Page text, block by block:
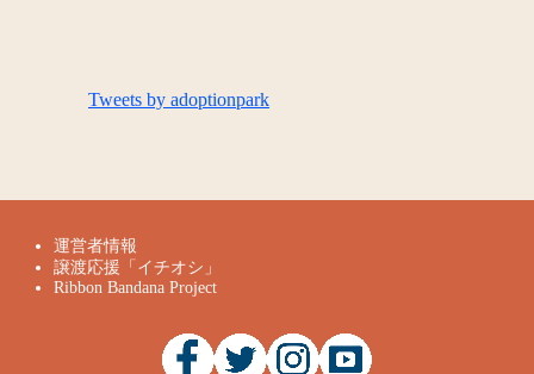
Tweets by adoptionpark
運営者情報
譲渡応援「イチオシ」
Ribbon Bandana Project